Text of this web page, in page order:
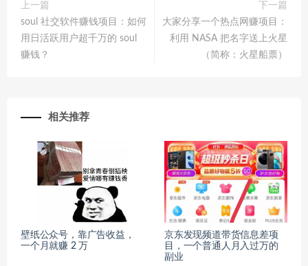
上一篇
soul 社交软件赚钱项目：如何
用日活跃用户超千万的 soul
赚钱？
下一篇
大家分享一个热点网赚项目：
利用 NASA 把名字送上火星
（简称：火星船票）
相关推荐
壁纸公众号，靠广告收益，
一个月就赚 2 万
京东发现频道带货信息差项
目，一个普通人月入过万的
副业